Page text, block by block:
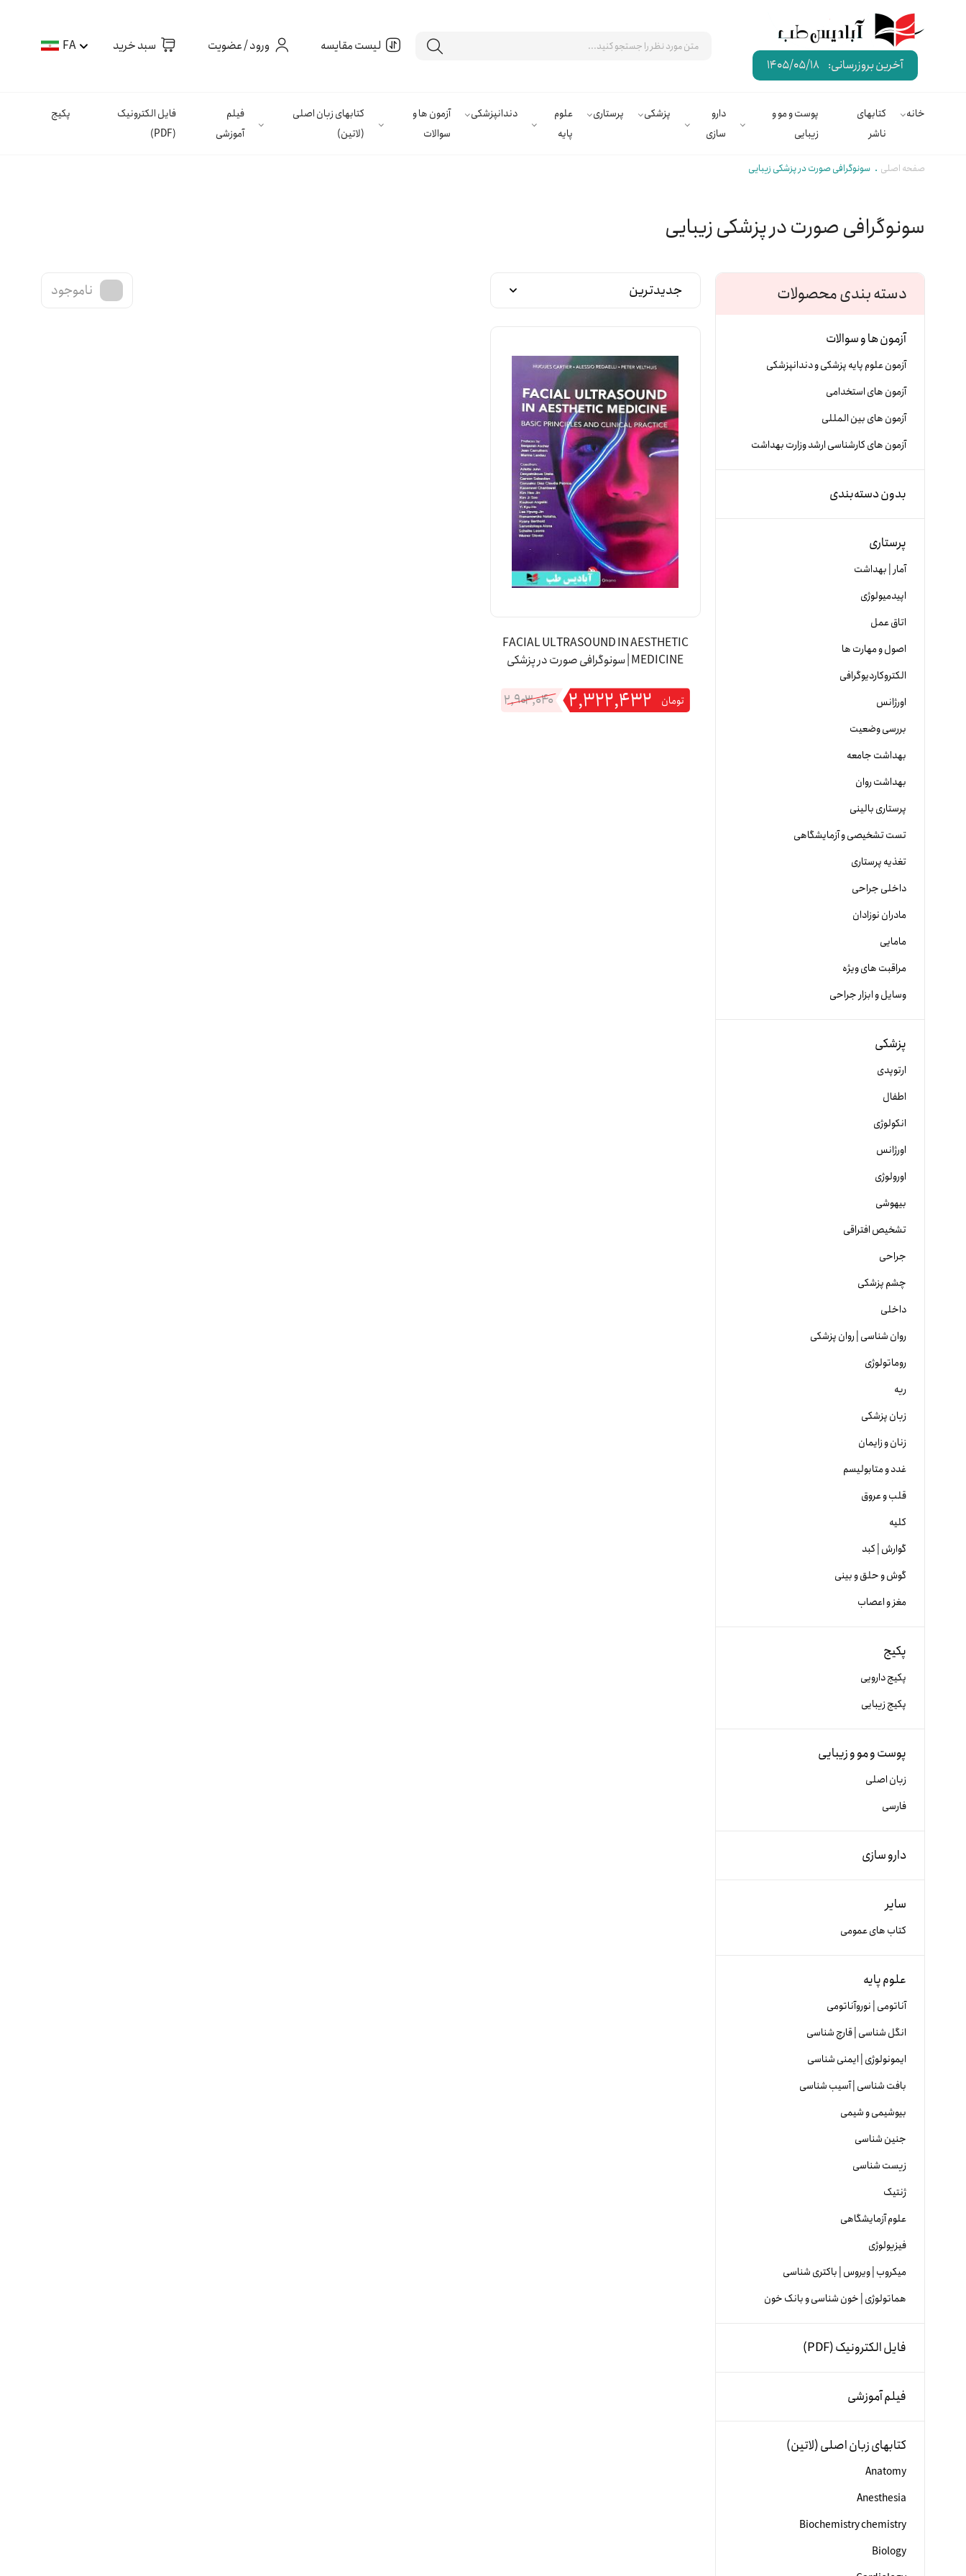
آخرین بروزرسانی: 1405/05/18
لیست مقایسه ورود / عضویت سبد خرید FA
خانه
کتابهای
ناشر
پوست و مو و
زیبایی
دارو
سازی
پزشکی پرستاری
علوم
پایه
دندانپزشکی
آزمون ها و
سوالات
کتابهای زبان اصلی
(لاتین)
فیلم
آموزشی
فایل الکترونیک
(PDF)
پکیج
صفحه اصلی سونوگرافی صورت در پزشکی زیبایی
سونوگرافی صورت در پزشکی زیبایی
دسته بندی محصولات
آزمون ها و سوالات
آزمون علوم پایه پزشکی و دندانپزشکی
آزمون های استخدامی
آزمون های بین المللی
آزمون های کارشناسی ارشد وزارت بهداشت
بدون دسته‌بندی
پرستاری
آمار | بهداشت
اپیدمیولوژی
اتاق عمل
اصول و مهارت ها
الکتروکاردیوگرافی
اورژانس
بررسی وضعیت
بهداشت جامعه
بهداشت روان
پرستاری بالینی
تست تشخیصی و آزمایشگاهی
تغذیه پرستاری
داخلی جراحی
مادران نوزادان
مامایی
مراقبت های ویژه
وسایل و ابزار جراحی
پزشکی
ارتوپدی
اطفال
انکولوژی
اورژانس
اورولوژی
بیهوشی
تشخیص افتراقی
جراحی
چشم پزشکی
داخلی
روان شناسی | روان پزشکی
روماتولوژی
ریه
زبان پزشکی
زنان و زایمان
غدد و متابولیسم
قلب و عروق
کلیه
گوارش | کبد
گوش و حلق و بینی
مغز و اعصاب
پکیج
پکیج دارویی
پکیج زیبایی
پوست و مو و زیبایی
زبان اصلی
فارسی
دارو سازی
سایر
کتاب های عمومی
علوم پایه
آناتومی | نوروآناتومی
انگل شناسی | قارچ شناسی
ایمونولوژی | ایمنی شناسی
بافت شناسی | آسیب شناسی
بیوشیمی و شیمی
جنین شناسی
زیست شناسی
ژنتیک
علوم آزمایشگاهی
فیزیولوژی
میکروب | ویروس | باکتری شناسی
هماتولوژی | خون شناسی و بانک خون
فایل الکترونیک (PDF)
فیلم آموزشی
کتابهای زبان اصلی (لاتین)
Anatomy
Anesthesia
Biochemistry chemistry
Biology
ناموجود
FACIAL ULTRASOUND IN AESTHETIC
MEDICINE | سونوگرافی صورت در پزشکی
۲,۹۰۳,۰۴۰ ۲,۳۲۲,۴۳۲ تومان